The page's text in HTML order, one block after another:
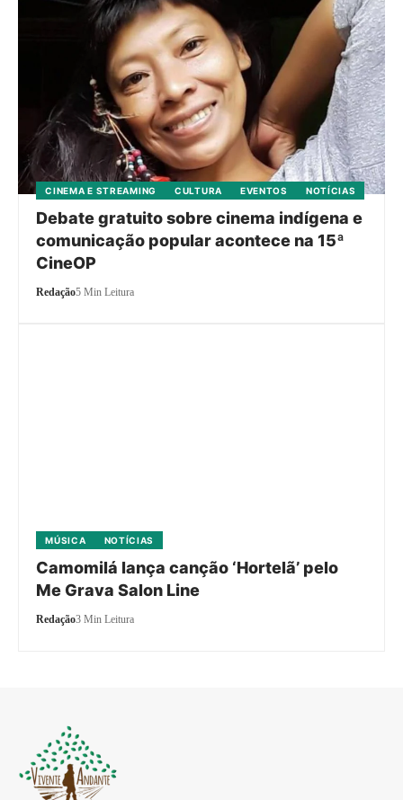
CINEMA E STREAMING CULTURA EVENTOS NOTÍCIAS
Debate gratuito sobre cinema indígena e
comunicação popular acontece na 15ª
CineOP
Redação5 Min Leitura
MÚSICA NOTÍCIAS
Camomilá lança canção ‘Hortelã’ pelo
Me Grava Salon Line
Redação3 Min Leitura